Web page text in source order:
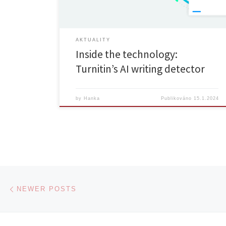
AKTUALITY
Inside the technology:
Turnitin’s AI writing detector
by Hanka Publikováno 15.1.2024
Posts navigation
NEWER POSTS